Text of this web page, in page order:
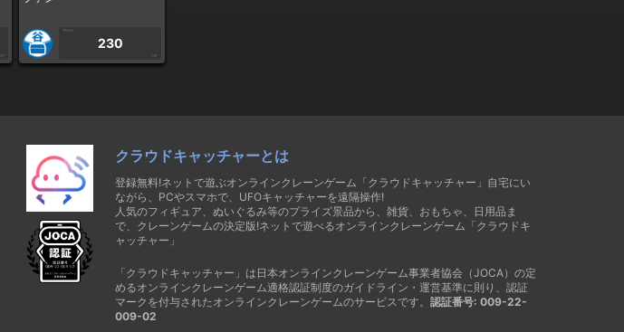
CP
1PLAY
230
CP
クラウドキャッチャーとは
登録無料!ネットで遊ぶオンラインクレーンゲーム「クラウドキャッチャー」自宅にい
ながら、PCやスマホで、UFOキャッチャーを遠隔操作!
人気のフィギュア、ぬいぐるみ等のプライズ景品から、雑貨、おもちゃ、日用品ま
で、クレーンゲームの決定版!ネットで遊べるオンラインクレーンゲーム「クラウドキ
ャッチャー」
「クラウドキャッチャー」は日本オンラインクレーンゲーム事業者協会（JOCA）の定
めるオンラインクレーンゲーム適格認証制度のガイドライン・運営基準に則り、認証
マークを付与されたオンラインクレーンゲームのサービスです。 認証番号: 009-22-
009-02